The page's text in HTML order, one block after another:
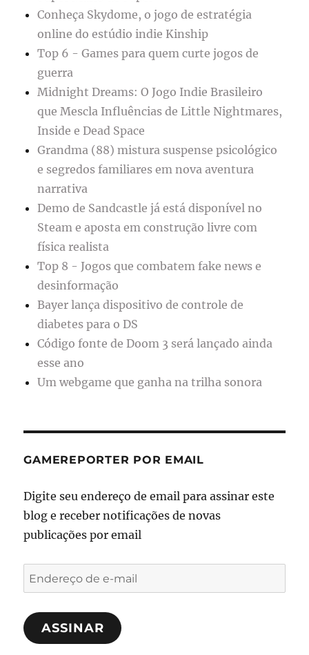
Conheça Skydome, o jogo de estratégia
online do estúdio indie Kinship
Top 6 - Games para quem curte jogos de
guerra
Midnight Dreams: O Jogo Indie Brasileiro
que Mescla Influências de Little Nightmares,
Inside e Dead Space
Grandma (88) mistura suspense psicológico
e segredos familiares em nova aventura
narrativa
Demo de Sandcastle já está disponível no
Steam e aposta em construção livre com
física realista
Top 8 - Jogos que combatem fake news e
desinformação
Bayer lança dispositivo de controle de
diabetes para o DS
Código fonte de Doom 3 será lançado ainda
esse ano
Um webgame que ganha na trilha sonora
GAMEREPORTER POR EMAIL
Digite seu endereço de email para assinar este
blog e receber notificações de novas
publicações por email
Endereço
de
e-
mailASSINAR